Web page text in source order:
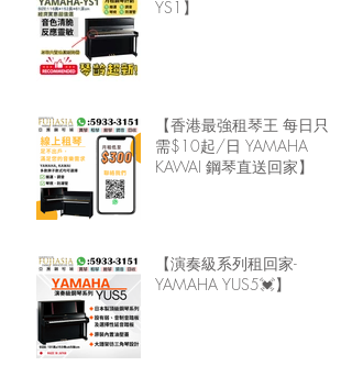
YS1】
【香港最強租琴王 每日只
需$10起/日 YAMAHA
KAWAI 鋼琴直送回家】
【演奏級系列租回家-
YAMAHA YUS5💓】